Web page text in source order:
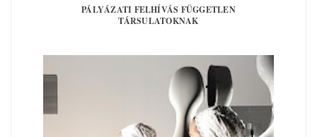
PÁLYÁZATI FELHÍVÁS FÜGGETLEN
TÁRSULATOKNAK